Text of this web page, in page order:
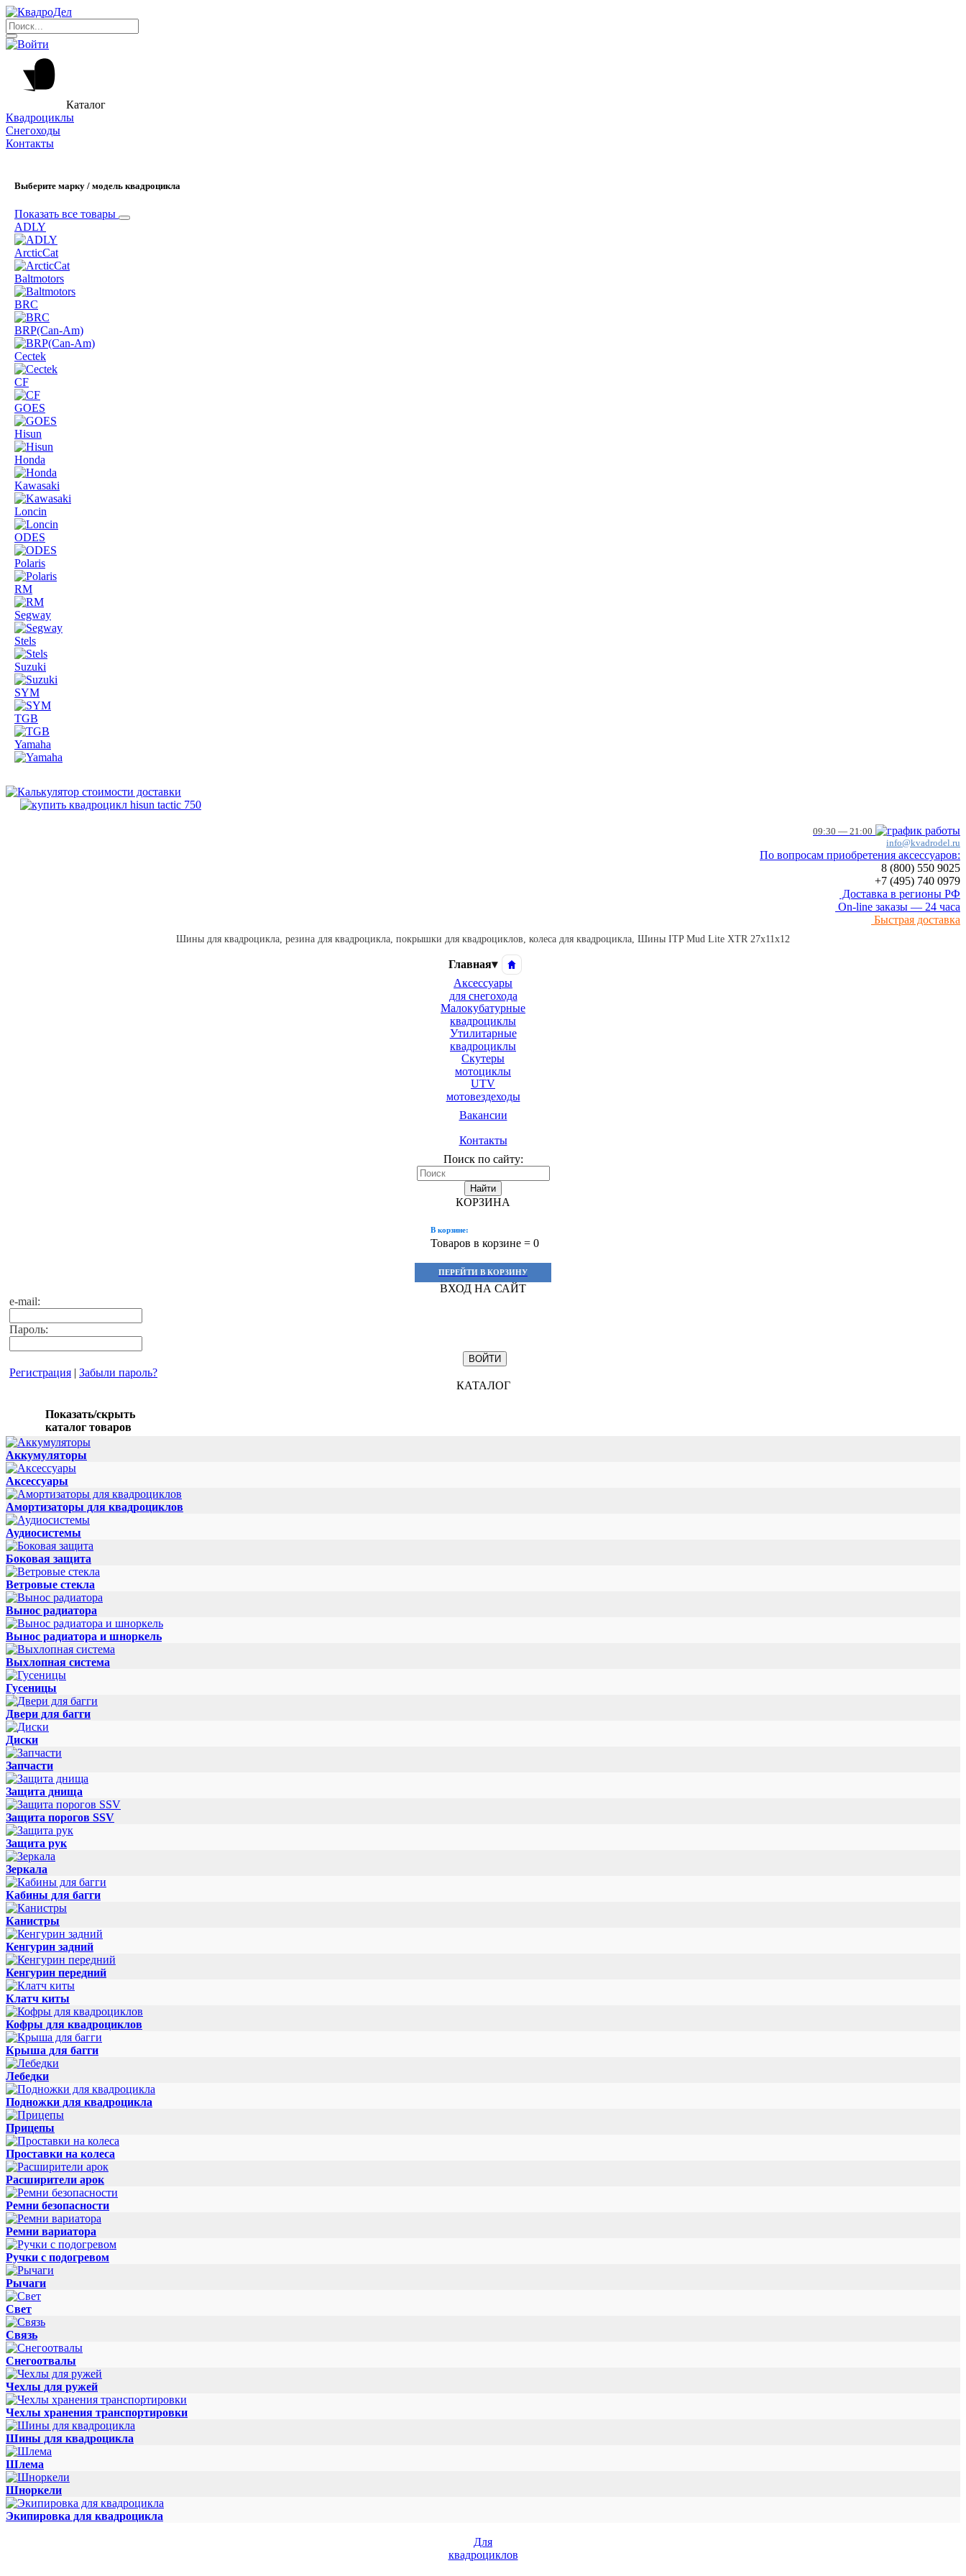
Каталог
Квадроциклы
Снегоходы
Контакты
Выберите марку / модель квадроцикла
Показать все товары
ADLY
ArcticCat
Baltmotors
BRC
BRP(Can-Am)
Cectek
CF
GOES
Hisun
Honda
Kawasaki
Loncin
ODES
Polaris
RM
Segway
Stels
Suzuki
SYM
TGB
Yamaha
09:30 — 21:00
info@kvadrodel.ru
По вопросам приобретения аксессуаров:
8 (800) 550 9025
+7 (495) 740 0979
Доставка в регионы РФ
On-line заказы — 24 часа
Быстрая доставка
Шины для квадроцикла, резина для квадроцикла, покрышки для квадроциклов, колеса для квадроцикла, Шины ITP Mud Lite XTR 27х11х12
Главная▾
Аксессуары
для снегохода
Малокубатурные
квадроциклы
Утилитарные
квадроциклы
Скутеры
мотоциклы
UTV
мотовездеходы
Вакансии
Контакты
Поиск по сайту:
Найти
КОРЗИНА
В корзине:
Товаров в корзине = 0
ПЕРЕЙТИ В КОРЗИНУ
ВХОД НА САЙТ
e-mail:
Пароль:
Регистрация | Забыли пароль?
КАТАЛОГ
Показать/скрыть
каталог товаров
Аккумуляторы
Аксессуары
Амортизаторы для квадроциклов
Аудиосистемы
Боковая защита
Ветровые стекла
Вынос радиатора
Вынос радиатора и шноркель
Выхлопная система
Гусеницы
Двери для багги
Диски
Запчасти
Защита днища
Защита порогов SSV
Защита рук
Зеркала
Кабины для багги
Канистры
Кенгурин задний
Кенгурин передний
Клатч киты
Кофры для квадроциклов
Крыша для багги
Лебедки
Подножки для квадроцикла
Прицепы
Проставки на колеса
Расширители арок
Ремни безопасности
Ремни вариатора
Ручки с подогревом
Рычаги
Свет
Связь
Снегоотвалы
Чехлы для ружей
Чехлы хранения транспортировки
Шины для квадроцикла
Шлема
Шноркели
Экипировка для квадроцикла
Для
квадроциклов